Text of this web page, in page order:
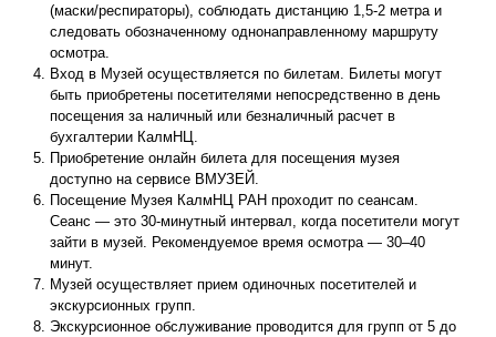
(маски/респираторы), соблюдать дистанцию 1,5-2 метра и
следовать обозначенному однонаправленному маршруту
осмотра.
Вход в Музей осуществляется по билетам. Билеты могут
быть приобретены посетителями непосредственно в день
посещения за наличный или безналичный расчет в
бухгалтерии КалмНЦ.
Приобретение онлайн билета для посещения музея
доступно на сервисе ВМУЗЕЙ.
Посещение Музея КалмНЦ РАН проходит по сеансам.
Сеанс — это 30-минутный интервал, когда посетители могут
зайти в музей. Рекомендуемое время осмотра — 30–40
минут.
Музей осуществляет прием одиночных посетителей и
экскурсионных групп.
Экскурсионное обслуживание проводится для групп от 5 до